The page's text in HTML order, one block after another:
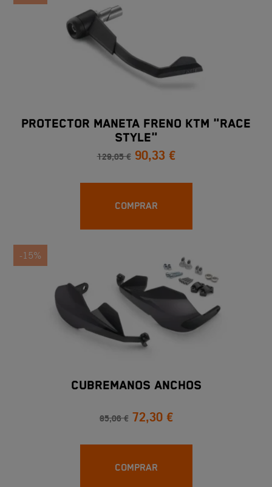
PROTECTOR MANETA FRENO KTM "RACE
STYLE"
129,05 € 90,33 €
COMPRAR
-15%
CUBREMANOS ANCHOS
85,06 € 72,30 €
COMPRAR